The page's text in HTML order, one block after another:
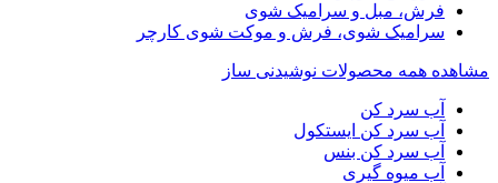
فرش، مبل و سرامیک شوی
سرامیک شوی، فرش و موکت شوی کارچر
مشاهده همه محصولات نوشیدنی ساز
آب سرد کن
آب سرد کن ایستکول
آب سرد کن بنس
آب میوه گیری